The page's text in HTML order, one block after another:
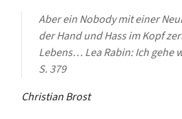
Aber ein Nobody mit einer
der Hand und Hass im Kopf
Lebens…Lea Rabin: Ich gehe
S. 379
Christian Brost